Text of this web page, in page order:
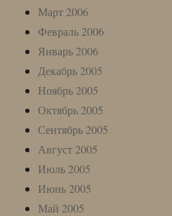
Март 2006
Февраль 2006
Январь 2006
Декабрь 2005
Ноябрь 2005
Октябрь 2005
Сентябрь 2005
Август 2005
Июль 2005
Июнь 2005
Май 2005